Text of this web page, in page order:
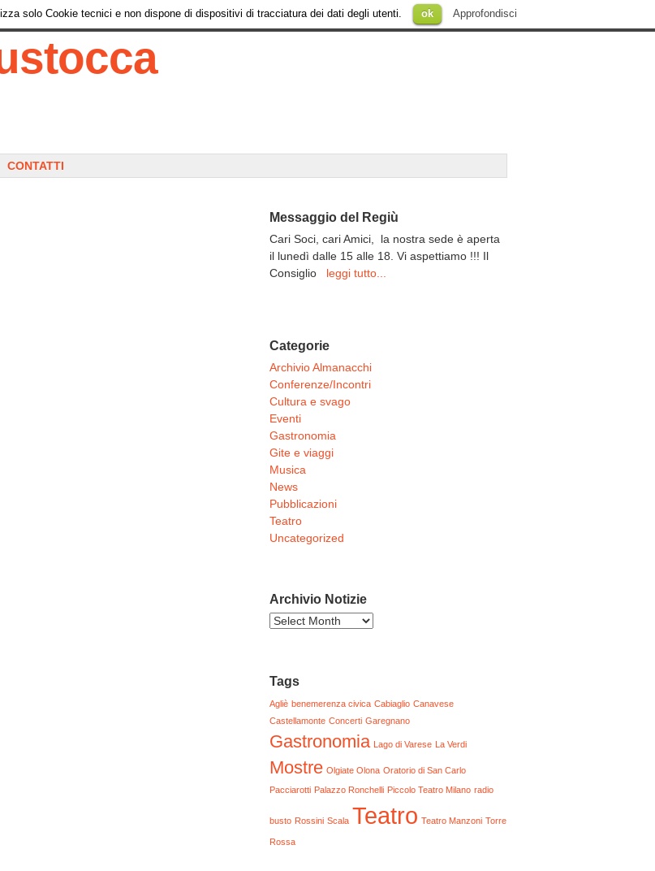
CONTATTI
Messaggio del Regiù
Cari Soci, cari Amici, la nostra sede è aperta
il lunedì dalle 15 alle 18. Vi aspettiamo !!! Il
Consiglio leggi tutto...
Categorie
Archivio Almanacchi
Conferenze/Incontri
Cultura e svago
Eventi
Gastronomia
Gite e viaggi
Musica
News
Pubblicazioni
Teatro
Uncategorized
Archivio Notizie
Archivio
Tags
Agliè benemerenza civica Cabiaglio Canavese
Castellamonte Concerti Garegnano
Gastronomia Lago di Varese La Verdi
Mostre Olgiate Olona Oratorio di San Carlo
Pacciarotti Palazzo Ronchelli Piccolo Teatro Milano radio
busto Rossini Scala Teatro Teatro Manzoni Torre
Rossa
solo Cookie tecnici e non dispone di dispositivi di tracciatura dei dati degli utenti. ok Approfondisci